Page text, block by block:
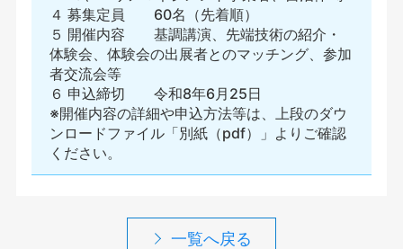
４ 募集定員 60名（先着順）
５ 開催内容 基調講演、先端技術の紹介・
体験会、体験会の出展者とのマッチング、参加
者交流会等
６ 申込締切 令和8年6月25日
※開催内容の詳細や申込方法等は、上段のダウ
ンロードファイル「別紙（pdf）」よりご確認
ください。
一覧へ戻る